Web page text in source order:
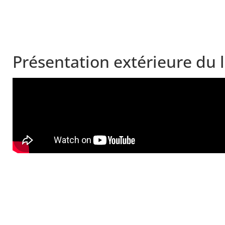
Présentation extérieure du